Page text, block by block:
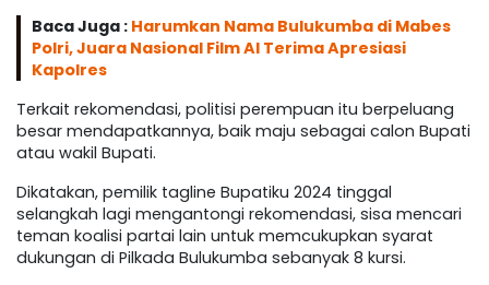
Baca Juga : Harumkan Nama Bulukumba di Mabes
Polri, Juara Nasional Film AI Terima Apresiasi
Kapolres
Terkait rekomendasi, politisi perempuan itu berpeluang
besar mendapatkannya, baik maju sebagai calon Bupati
atau wakil Bupati.
Dikatakan, pemilik tagline Bupatiku 2024 tinggal
selangkah lagi mengantongi rekomendasi, sisa mencari
teman koalisi partai lain untuk memcukupkan syarat
dukungan di Pilkada Bulukumba sebanyak 8 kursi.